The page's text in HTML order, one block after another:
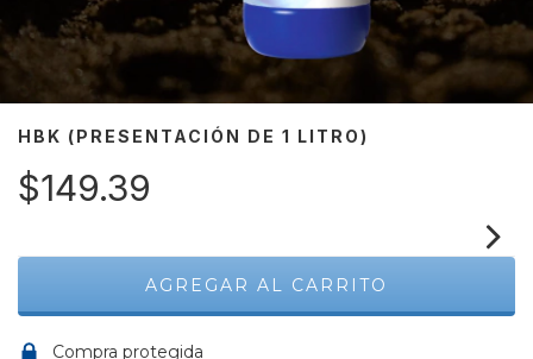
HBK (PRESENTACIÓN DE 1 LITRO)
$149.39
Compra protegida